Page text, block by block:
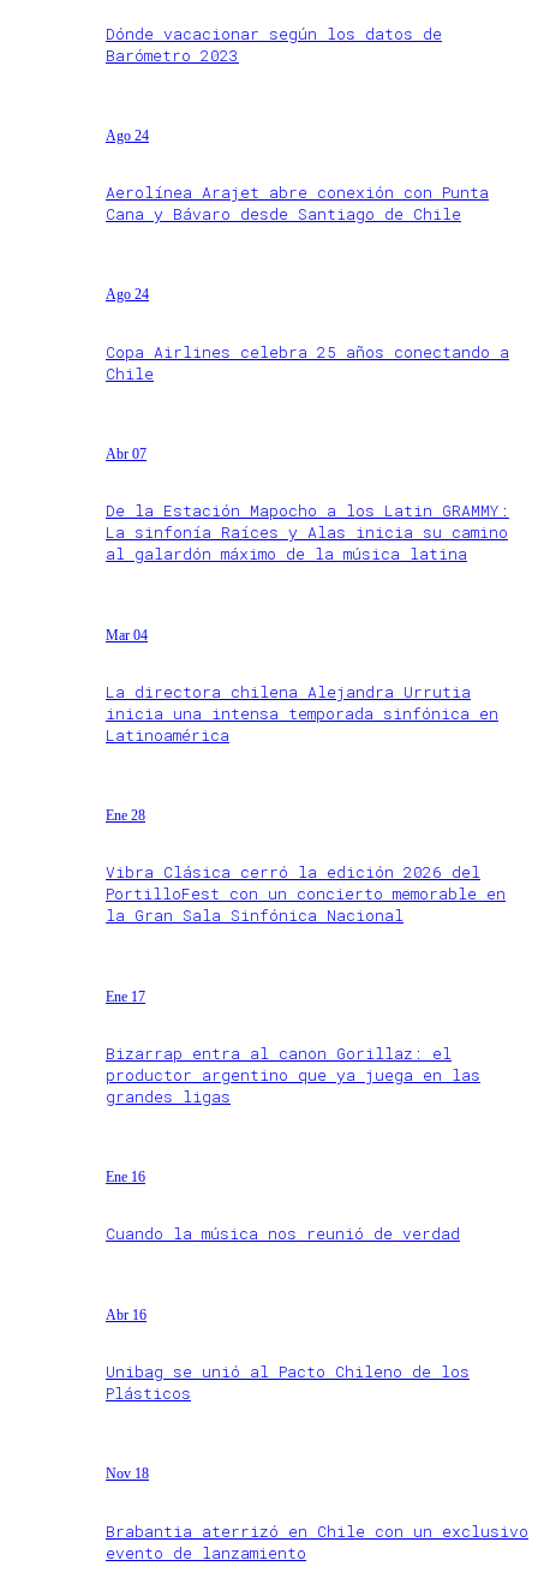
Dónde vacacionar según los datos de
Barómetro 2023
Ago 24
Aerolínea Arajet abre conexión con Punta
Cana y Bávaro desde Santiago de Chile
Ago 24
Copa Airlines celebra 25 años conectando a
Chile
Abr 07
De la Estación Mapocho a los Latin GRAMMY:
La sinfonía Raíces y Alas inicia su camino
al galardón máximo de la música latina
Mar 04
La directora chilena Alejandra Urrutia
inicia una intensa temporada sinfónica en
Latinoamérica
Ene 28
Vibra Clásica cerró la edición 2026 del
PortilloFest con un concierto memorable en
la Gran Sala Sinfónica Nacional
Ene 17
Bizarrap entra al canon Gorillaz: el
productor argentino que ya juega en las
grandes ligas
Ene 16
Cuando la música nos reunió de verdad
Abr 16
Unibag se unió al Pacto Chileno de los
Plásticos
Nov 18
Brabantia aterrizó en Chile con un exclusivo
evento de lanzamiento